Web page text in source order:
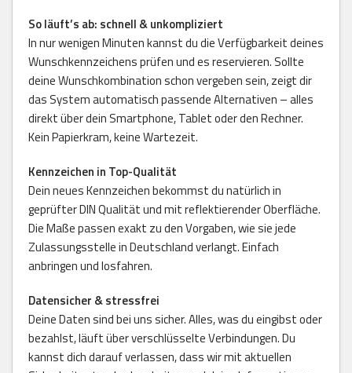
So läuft’s ab: schnell & unkompliziert
In nur wenigen Minuten kannst du die Verfügbarkeit deines
Wunschkennzeichens prüfen und es reservieren. Sollte
deine Wunschkombination schon vergeben sein, zeigt dir
das System automatisch passende Alternativen – alles
direkt über dein Smartphone, Tablet oder den Rechner.
Kein Papierkram, keine Wartezeit.
Kennzeichen in Top-Qualität
Dein neues Kennzeichen bekommst du natürlich in
geprüfter DIN Qualität und mit reflektierender Oberfläche.
Die Maße passen exakt zu den Vorgaben, wie sie jede
Zulassungsstelle in Deutschland verlangt. Einfach
anbringen und losfahren.
Datensicher & stressfrei
Deine Daten sind bei uns sicher. Alles, was du eingibst oder
bezahlst, läuft über verschlüsselte Verbindungen. Du
kannst dich darauf verlassen, dass wir mit aktuellen